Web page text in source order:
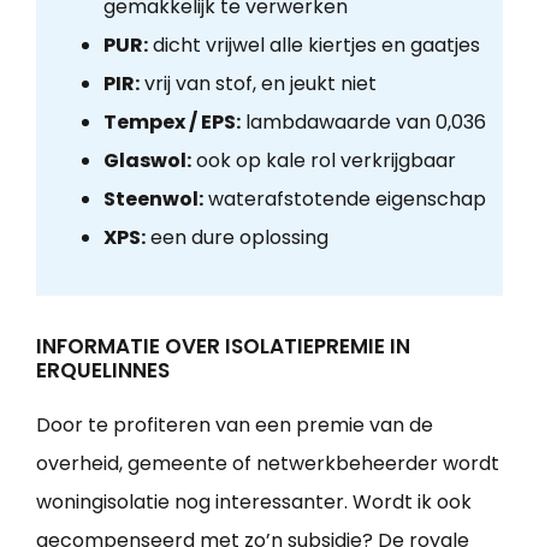
gemakkelijk te verwerken
PUR:dicht vrijwel alle kiertjes en gaatjes
PIR:vrij van stof, en jeukt niet
Tempex / EPS:lambdawaarde van 0,036
Glaswol:ook op kale rol verkrijgbaar
Steenwol:waterafstotende eigenschap
XPS:een dure oplossing
INFORMATIE OVER ISOLATIEPREMIE IN
ERQUELINNES
Door te profiteren van een premie van de
overheid, gemeente of netwerkbeheerder wordt
woningisolatie nog interessanter. Wordt ik ook
gecompenseerd met zo’n subsidie? De royale